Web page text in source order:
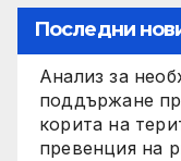
Последни
Анализ за
поддържане
корита на
превенция на